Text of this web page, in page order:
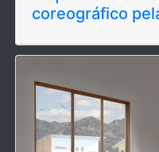
coreográfico